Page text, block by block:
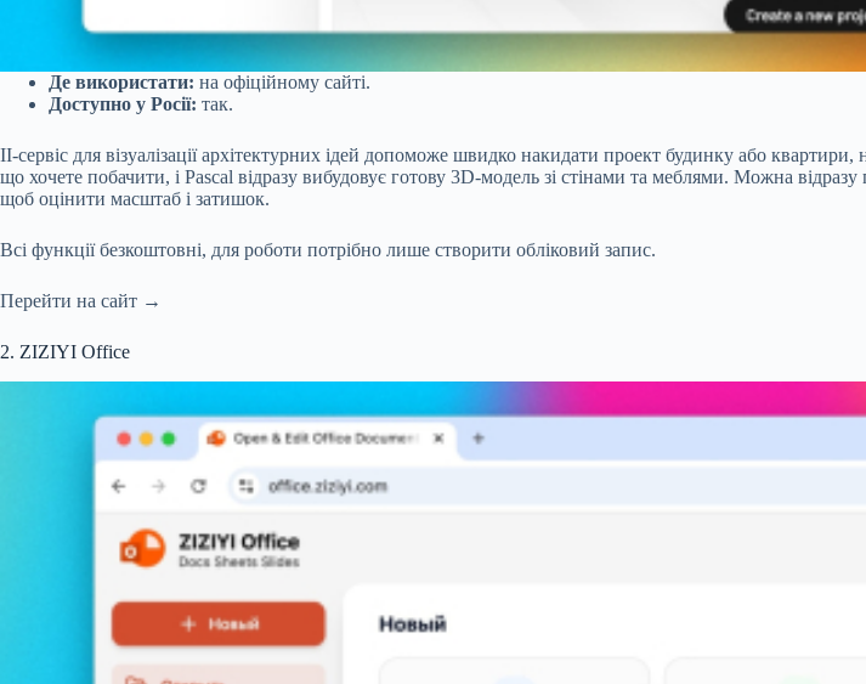
Де використати: на офіційному сайті.
Доступно у Росії: так.
ІІ-сервіс для візуалізації архітектурних ідей допоможе швидко накидати проект будинку або
що хочете побачити, і Pascal відразу вибудовує готову 3D-модель зі стінами та меблями. Можна
щоб оцінити масштаб і затишок.
Всі функції безкоштовні, для роботи потрібно лише створити обліковий запис.
Перейти на сайт →
2. ZIZIYI Office